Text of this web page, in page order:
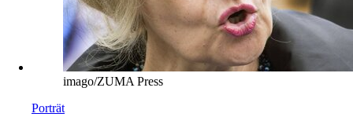
imago/ZUMA Press
Porträt